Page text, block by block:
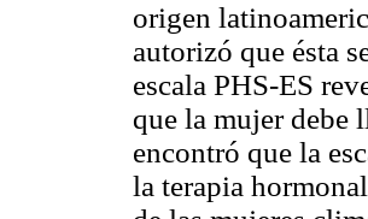
origen
autorizó que ésta
escala PHS-ES
que la mujer debe
encontró que la
la terapia